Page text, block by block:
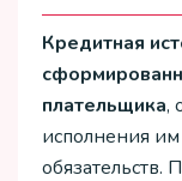
Кредитная
плательщика,
исполнения
обязательств.